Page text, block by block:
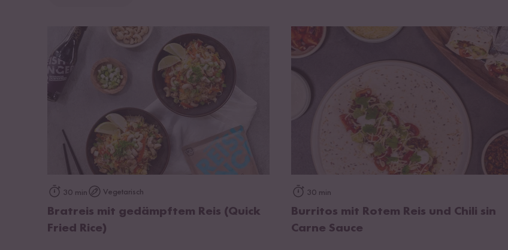
30 min Vegetarisch
Bratreis mit gedämpftem Reis (Quick
Fried Rice)
30 min
Burritos mit Rotem Reis und Chili sin
Carne Sauce